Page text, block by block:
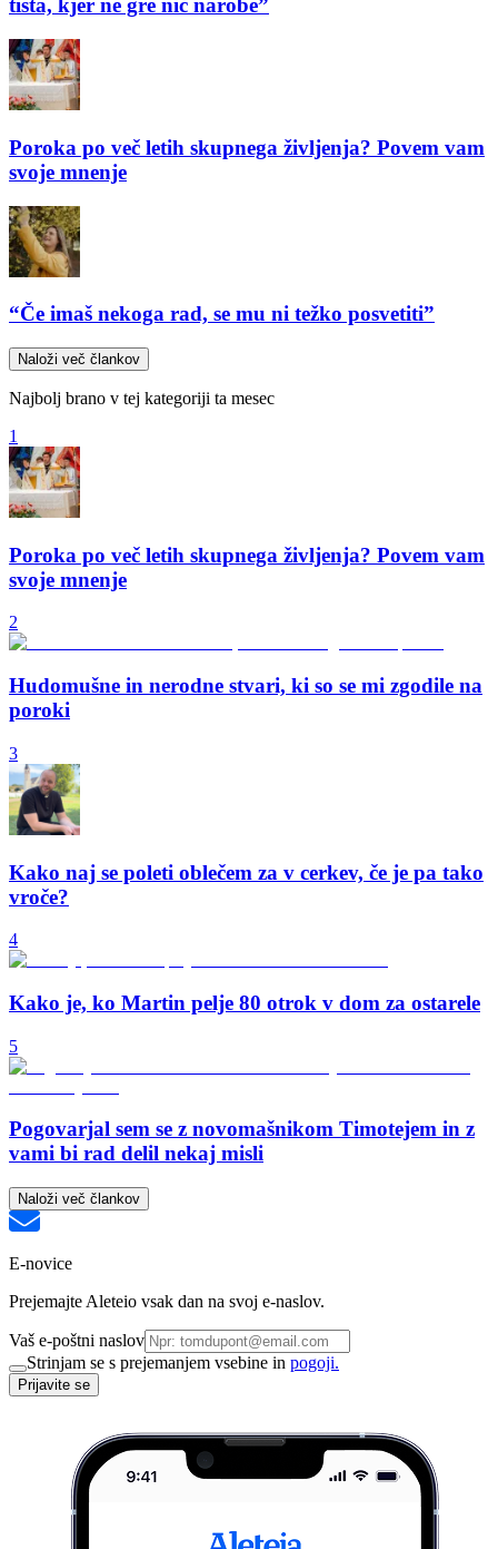
tista, kjer ne gre nič narobe”
Poroka po več letih skupnega življenja? Povem vam
svoje mnenje
“Če imaš nekoga rad, se mu ni težko posvetiti”
Naloži več člankov
Najbolj brano v tej kategoriji ta mesec
1
Poroka po več letih skupnega življenja? Povem vam
svoje mnenje
2
Hudomušne in nerodne stvari, ki so se mi zgodile na
poroki
3
Kako naj se poleti oblečem za v cerkev, če je pa tako
vroče?
4
Kako je, ko Martin pelje 80 otrok v dom za ostarele
5
Pogovarjal sem se z novomašnikom Timotejem in z
vami bi rad delil nekaj misli
Naloži več člankov
E-novice
Prejemajte Aleteio vsak dan na svoj e-naslov.
Vaš e-poštni naslov
Strinjam se s prejemanjem vsebine in pogoji.
Prijavite se